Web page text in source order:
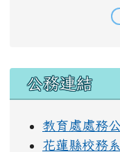
右邊區域內容
公務連結
教育處處務
花蓮縣校務